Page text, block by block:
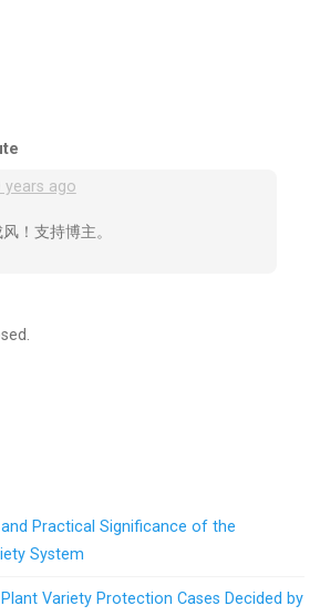
years ago
！支持博主。
Practical Significance of the
System
Variety Protection Cases Decided by